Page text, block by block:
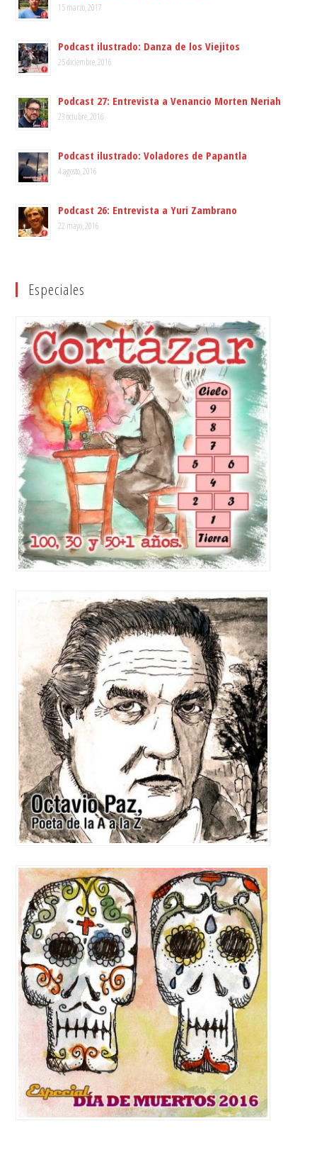
15 marzo, 2017
Podcast ilustrado: Danza de los Viejitos
25 diciembre, 2016
Podcast 27: Entrevista a Venancio Morten Neriah
23 octubre, 2016
Podcast ilustrado: Voladores de Papantla
4 agosto, 2016
Podcast 26: Entrevista a Yuri Zambrano
22 mayo, 2016
Especiales